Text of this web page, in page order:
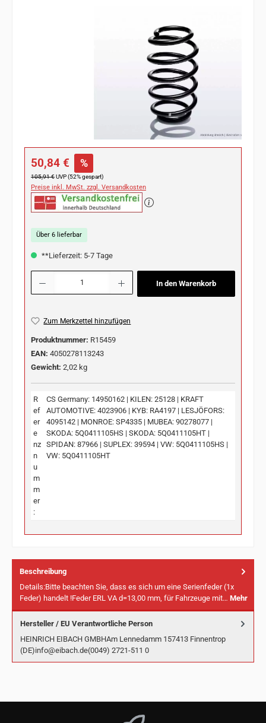
Verkaufspreis:
50,84 € %
Regulärer Preis:
105,91 €UVP (52% gespart)
Preise inkl. MwSt. zzgl. Versandkosten
Über 6 lieferbar
**Lieferzeit: 5-7 Tage
Produkt Anzahl: Gib den gewünschten Wert ein oder benutze die Schaltflächen
In den Warenkorb
Zum Merkzettel hinzufügen
Produktnummer: R15459
EAN: 4050278113243
Gewicht: 2,02 kg
R
ef
er
e
nz
n
u
m
m
er
:
CS Germany: 14950162 | KILEN: 25128 | KRAFT
AUTOMOTIVE: 4023906 | KYB: RA4197 | LESJÖFORS:
4095142 | MONROE: SP4335 | MUBEA: 90278077 |
SKODA: 5Q0411105HS | SKODA: 5Q0411105HT |
SPIDAN: 87966 | SUPLEX: 39594 | VW: 5Q0411105HS |
VW: 5Q0411105HT
Beschreibung
Details:Bitte beachten Sie, dass es sich um eine Serienfeder (1x
Feder) handelt !Feder ERL VA d=13,00 mm, für Fahrzeuge mit… Mehr
Hersteller / EU Verantwortliche Person
HEINRICH EIBACH GMBHAm Lennedamm 157413 Finnentrop
(DE)info@eibach.de(0049) 2721-511 0